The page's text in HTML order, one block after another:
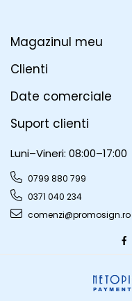
Magazinul meu
Clienti
Date comerciale
Suport clienti
Luni–Vineri: 08:00–17:00
0799 880 799
0371 040 234
comenzi@promosign.ro